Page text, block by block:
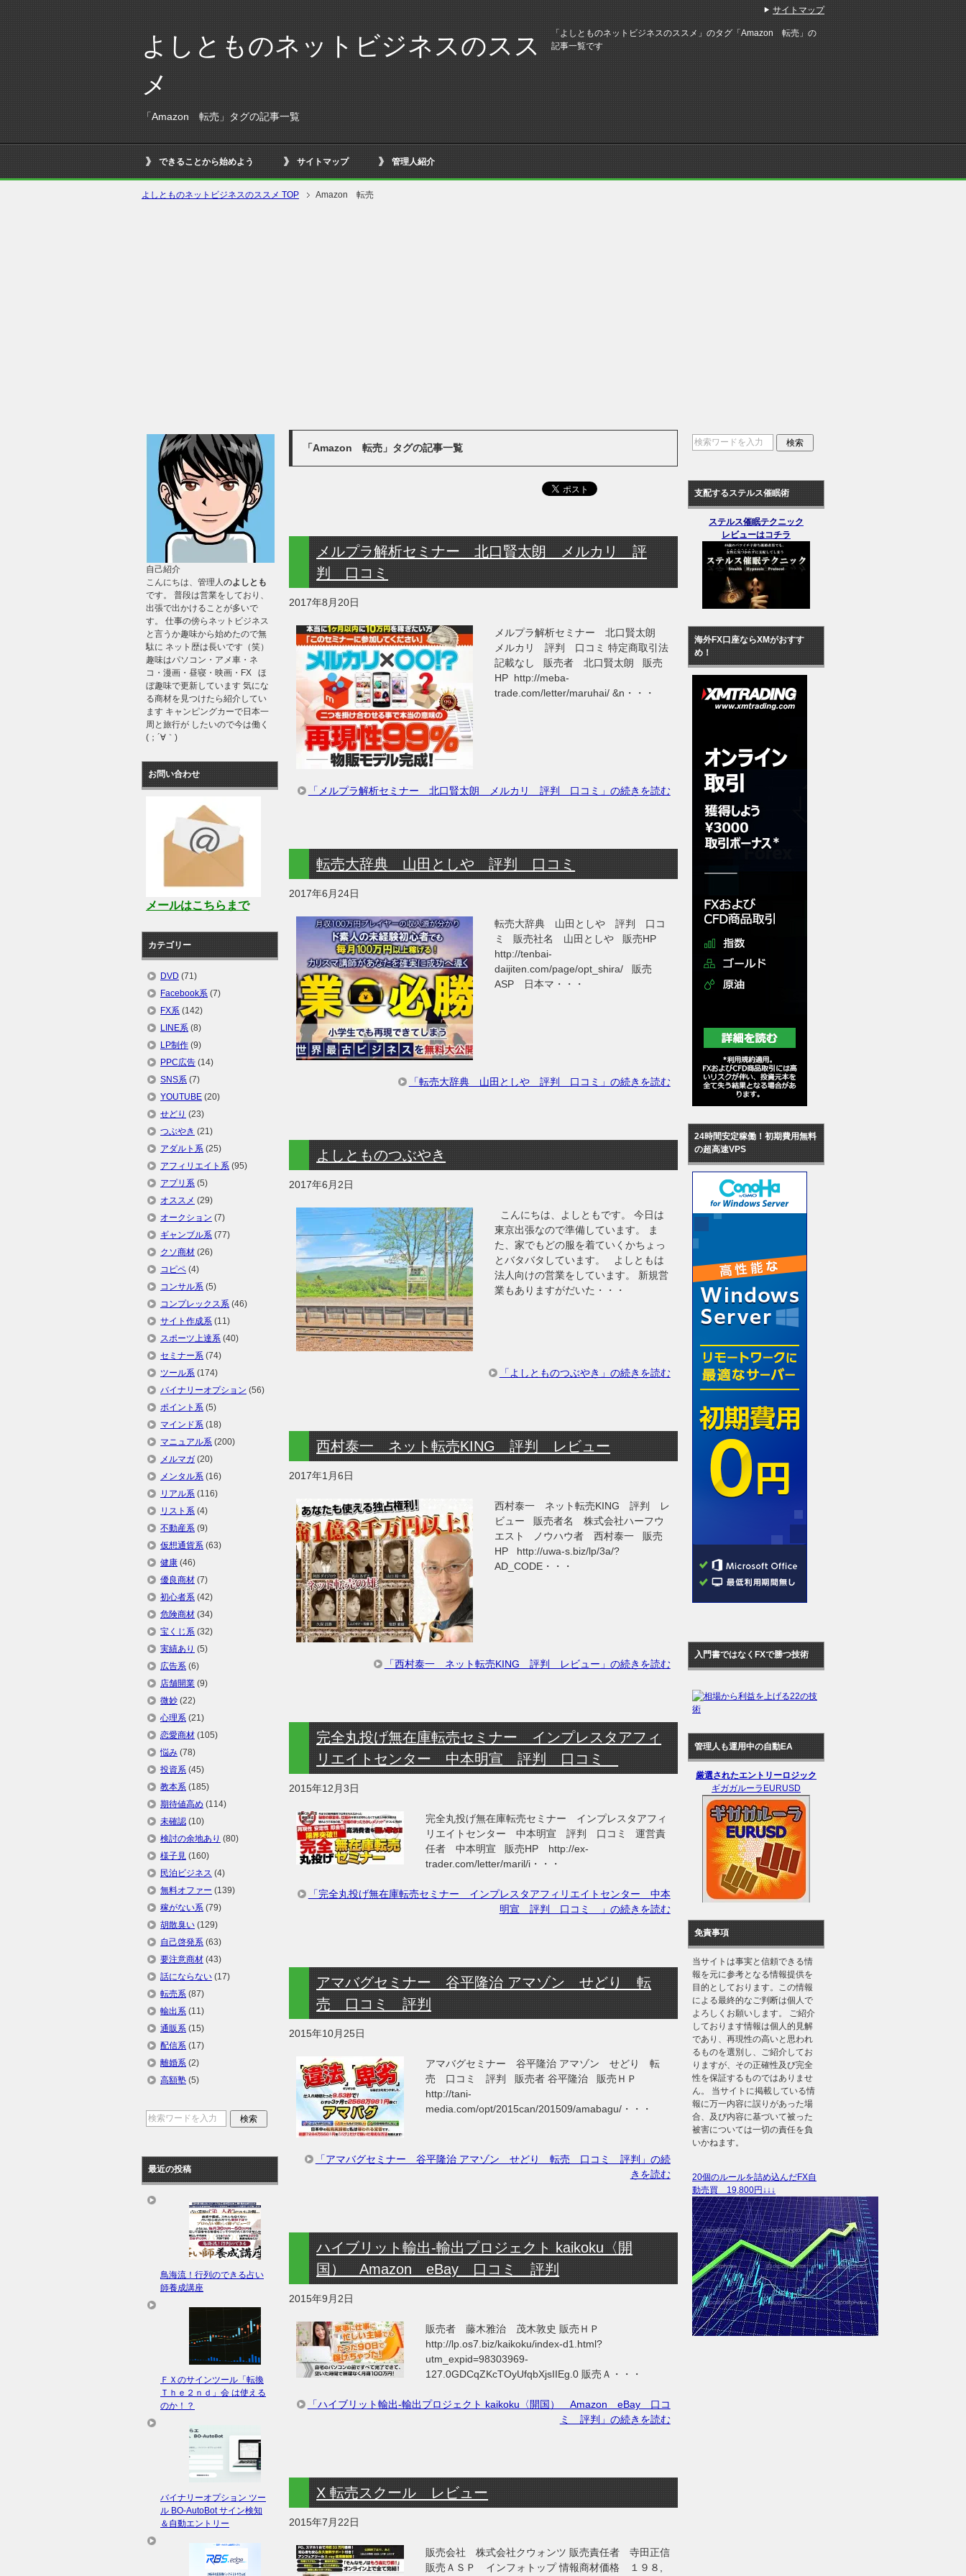
よしとものネットビジネスのスス
メ
「Amazon 転売」タグの記事一覧
「よしとものネットビジネスのススメ」のタグ「Amazon 転売」の
記事一覧です
できることから始めよう サイトマップ 管理人紹介
よしとものネットビジネスのススメ TOP Amazon 転売
「Amazon 転売」タグの記事一覧
メルプラ解析セミナー 北口賢太朗 メルカリ 評
判 口コミ
2017年8月20日
メルプラ解析セミナー 北口賢太朗
メルカリ 評判 口コミ 特定商取引法
記載なし 販売者 北口賢太朗 販売
HP http://meba-
trade.com/letter/maruhai/ &n・・・
「メルプラ解析セミナー 北口賢太朗 メルカリ 評判 口コミ」の続きを読む
転売大辞典 山田としや 評判 口コミ
2017年6月24日
転売大辞典 山田としや 評判 口コ
ミ 販売社名 山田としや 販売HP
http://tenbai-
daijiten.com/page/opt_shira/ 販売
ASP 日本マ・・・
「転売大辞典 山田としや 評判 口コミ」の続きを読む
よしとものつぶやき
2017年6月2日
こんにちは、よしともです。 今日は
東京出張なので準備しています。 ま
た、家でもどの服を着ていくかちょっ
とバタバタしています。 よしともは
法人向けの営業をしています。 新規営
業もありますがだいた・・・
「よしとものつぶやき」の続きを読む
西村泰一 ネット転売KING 評判 レビュー
2017年1月6日
西村泰一 ネット転売KING 評判 レ
ビュー 販売者名 株式会社ハーフウ
エスト ノウハウ者 西村泰一 販売
HP http://uwa-s.biz/lp/3a/?
AD_CODE・・・
「西村泰一 ネット転売KING 評判 レビュー」の続きを読む
完全丸投げ無在庫転売セミナー インプレスタアフィ
リエイトセンター 中本明宣 評判 口コミ
2015年12月3日
完全丸投げ無在庫転売セミナー インプレスタアフィ
リエイトセンター 中本明宣 評判 口コミ 運営責
任者 中本明宣 販売HP http://ex-
trader.com/letter/maril/i・・・
「完全丸投げ無在庫転売セミナー インプレスタアフィリエイトセンター 中本
明宣 評判 口コミ 」の続きを読む
アマバグセミナー 谷平隆治 アマゾン せどり 転
売 口コミ 評判
2015年10月25日
アマバグセミナー 谷平隆治 アマゾン せどり 転
売 口コミ 評判 販売者 谷平隆治 販売ＨＰ
http://tani-
media.com/opt/2015can/201509/amabagu/・・・
「アマバグセミナー 谷平隆治 アマゾン せどり 転売 口コミ 評判」の続
きを読む
ハイブリット輸出-輸出プロジェクト kaikoku〈開
国） Amazon eBay 口コミ 評判
2015年9月2日
販売者 藤木雅治 茂木敦史 販売ＨＰ
http://lp.os7.biz/kaikoku/index-d1.html?
utm_expid=98303969-
127.0GDCqZKcTOyUfqbXjsIIEg.0 販売Ａ・・・
「ハイブリット輸出-輸出プロジェクト kaikoku〈開国） Amazon eBay 口コ
ミ 評判」の続きを読む
X 転売スクール レビュー
2015年7月22日
販売会社 株式会社クウォンツ 販売責任者 寺田正信
販売ＡＳＰ インフォトップ 情報商材価格 １９８,
自己紹介
こんにちは、管理人のよしとも
です。 普段は営業をしており、
出張で出かけることが多いで
す。 仕事の傍らネットビジネス
と言うか趣味から始めたので無
駄に ネット歴は長いです（笑）
趣味はパソコン・アメ車・ネ
コ・漫画・昼寝・映画・FX ほ
ぼ趣味で更新しています 気にな
る商材を見つけたら紹介してい
ます キャンピングカーで日本一
周と旅行が したいので今は働く
(；´∀｀)
お問い合わせ
メールはこちらまで
カテゴリー
DVD (71)
Facebook系 (7)
FX系 (142)
LINE系 (8)
LP制作 (9)
PPC広告 (14)
SNS系 (7)
YOUTUBE (20)
せどり (23)
つぶやき (21)
アダルト系 (25)
アフィリエイト系 (95)
アプリ系 (5)
オススメ (29)
オークション (7)
ギャンブル系 (77)
クソ商材 (26)
コピペ (4)
コンサル系 (5)
コンプレックス系 (46)
サイト作成系 (11)
スポーツ上達系 (40)
セミナー系 (74)
ツール系 (174)
バイナリーオプション (56)
ポイント系 (5)
マインド系 (18)
マニュアル系 (200)
メルマガ (20)
メンタル系 (16)
リアル系 (116)
リスト系 (4)
不動産系 (9)
仮想通貨系 (63)
健康 (46)
優良商材 (7)
初心者系 (42)
危険商材 (34)
宝くじ系 (32)
実績あり (5)
広告系 (6)
店舗開業 (9)
微妙 (22)
心理系 (21)
恋愛商材 (105)
悩み (78)
投資系 (45)
教本系 (185)
期待値高め (114)
未確認 (10)
検討の余地あり (80)
様子見 (160)
民泊ビジネス (4)
無料オファー (139)
稼がない系 (79)
胡散臭い (129)
自己啓発系 (63)
要注意商材 (43)
話にならない (17)
転売系 (87)
輸出系 (11)
通販系 (15)
配信系 (17)
離婚系 (2)
高額塾 (5)
最近の投稿
鳥海流！行列のできる占い
師養成講座
ＦＸのサインツール「転換
Ｔｈｅ２ｎｄ」会 は使える
のか！？
バイナリーオプション ツー
ル BO-AutoBot サイン検知
＆自動エントリー
支配するステルス催眠術
ステルス催眠テクニック
レビューはコチラ
海外FX口座ならXMがおすす
め！
24時間安定稼働！初期費用無料
の超高速VPS
入門書ではなくFXで勝つ技術
管理人も運用中の自動EA
厳選されたエントリーロジック
ギガガルーラEURUSD
免責事項
当サイトは事実と信頼できる情
報を元に参考となる情報提供を
目的としております。この情報
による最終的なご判断は個人で
よろしくお願いします。 ご紹介
しております情報は個人的見解
であり、再現性の高いと思われ
るものを選別し、ご紹介してお
りますが、その正確性及び完全
性を保証するものではありませ
ん。 当サイトに掲載している情
報に万一内容に誤りがあった場
合、及び内容に基づいて被った
被害については一切の責任を負
いかねます。
20個のルールを詰め込んだFX自
動売買 19,800円↓↓↓
サイトマップ